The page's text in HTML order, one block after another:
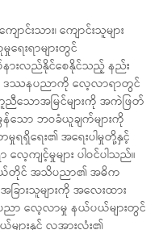
းသား၊ ကျောင်းသူများ
းရာများတွင်
ားလည်နိုင်စေနိုင်သည့် နည်း
ည်။ ဒဿနပညာကို လေ့လာရာတွင်
သောအမြင်များကို အကဲဖြတ်
န်သော ဘဝခံယူချက်များကို
ရရှိရေး၏ အရေးပါမှုတို့နှင့်
ျင့်မှုများ ပါဝင်ပါသည်။
ယ်တိုင် အသိပညာ၏ အဓိက
ခြားသူများကို အလေးထား
ာ လေ့လာမှု နယ်ပယ်များတွင်